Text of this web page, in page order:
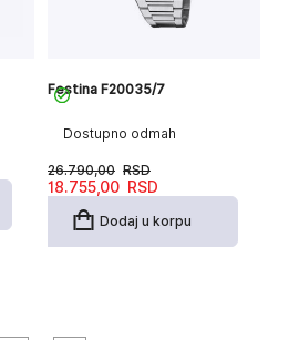
Dostupno odmah
Festina F20035/7
26.790,00 RSD
Originalna
18.755,00 RSD
Trenutna
Dodaj u korpu